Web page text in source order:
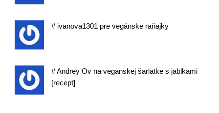
# ivanova1301 pre vegánske raňajky
#Andrey Ov na veganskej šarlatke s jablkami
[recept]